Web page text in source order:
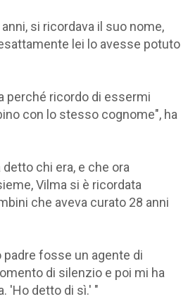
si ricordava il suo nome,
lei lo avesse potuto
perché ricordo di essermi
con lo stesso cognome", ha
detto chi era, e che ora
Vilma si è ricordata
che aveva curato 28 anni
fosse un agente di
di silenzio e poi mi ha
'Ho detto di sì.' "